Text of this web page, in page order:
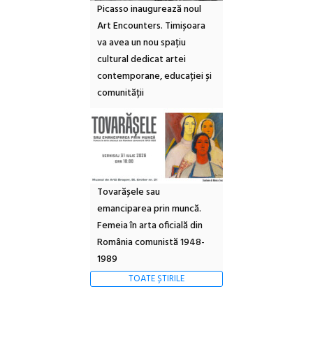
Picasso inaugurează noul
Art Encounters. Timișoara
va avea un nou spațiu
cultural dedicat artei
contemporane, educației și
comunității
Tovarășele sau
emanciparea prin muncă.
Femeia în arta oficială din
România comunistă 1948-
1989
TOATE ȘTIRILE